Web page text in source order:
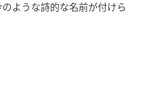
ような詩的な名前が付けら